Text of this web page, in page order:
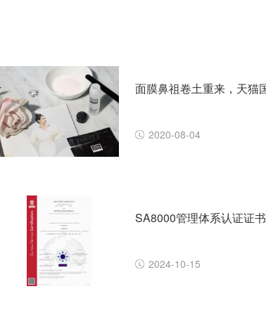
2020-08-04
SA8000管理体系认证证书
2024-10-15